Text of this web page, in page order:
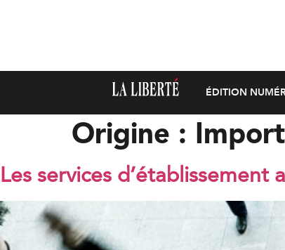
ÉDITION
Origine :
Les services